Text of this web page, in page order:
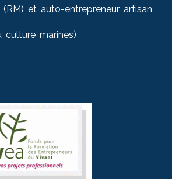
et auto-entrepreneur artisan
marines)